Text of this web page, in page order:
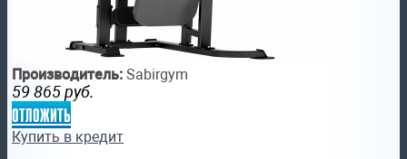
Производитель: Sabirgym
59 865 руб.
отложить
Купить в кредит